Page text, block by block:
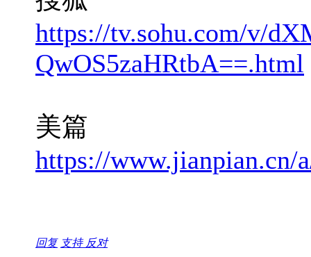
https://tv.sohu.com/v/
QwOS5zaHRtbA==.html
美篇
https://www.jianpian.cn/
回复 支持 反对